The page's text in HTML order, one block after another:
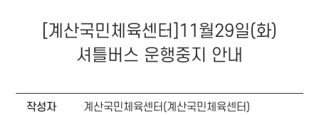
[계산국민체육센터]11월29일(화)
셔틀버스 운행중지 안내
작성자 계산국민체육센터(계산국민체육센터)